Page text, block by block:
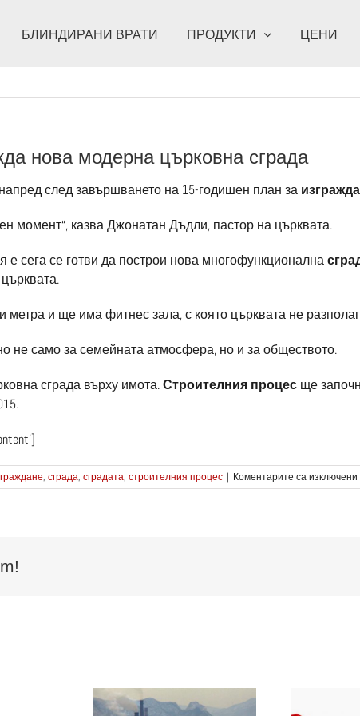
БЛИНДИРАНИ ВРАТИ ПРОДУКТИ ЦЕНИ
нова модерна църковна сграда
след завършването на 15-годишен план за
момент“, казва Джонатан Дъдли, пастор на църквата.
е сега се готви да построи нова многофункционална
метра и ще има фитнес зала, с която църквата не
не само за семейната атмосфера, но и за обществото.
сграда върху имота.Строителния процес ще
, сграда, сградата, строителния процес | Коментарите са изключени